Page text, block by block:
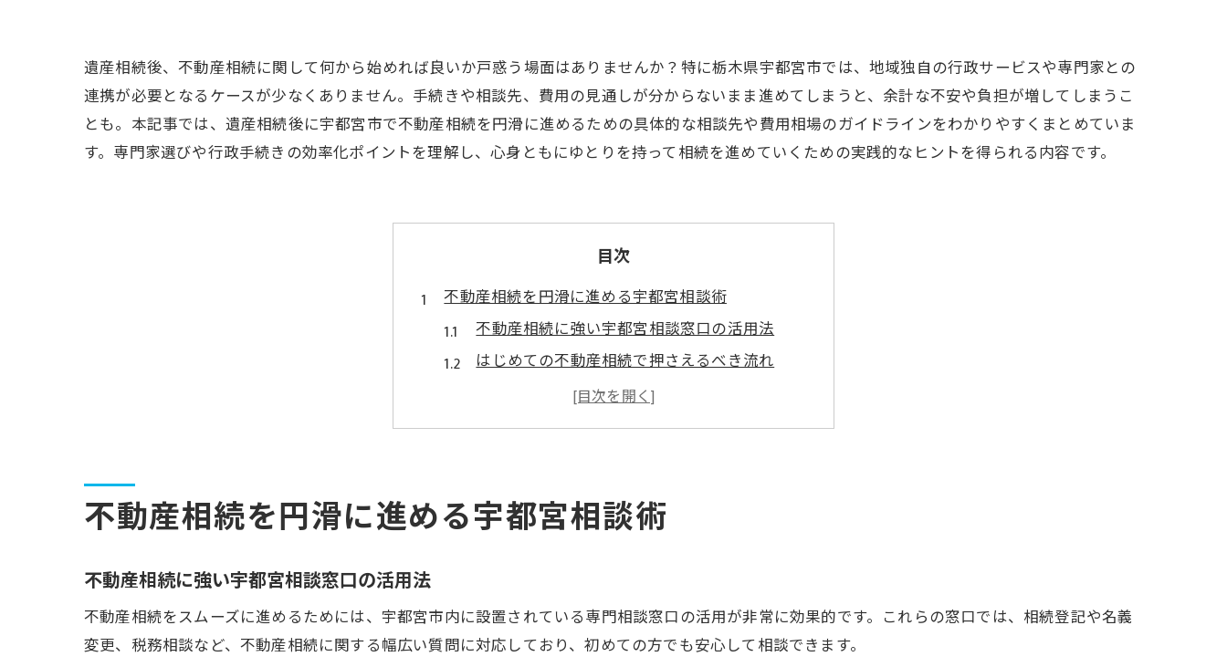
遺産相続後、不動産相続に関して何から始めれば良いか戸惑う場面はありませんか？特に栃木県宇都宮市では、地域独自の行政サービスや専門家との
連携が必要となるケースが少なくありません。手続きや相談先、費用の見通しが分からないまま進めてしまうと、余計な不安や負担が増してしまうこ
とも。本記事では、遺産相続後に宇都宮市で不動産相続を円滑に進めるための具体的な相談先や費用相場のガイドラインをわかりやすくまとめていま
す。専門家選びや行政手続きの効率化ポイントを理解し、心身ともにゆとりを持って相続を進めていくための実践的なヒントを得られる内容です。
目次
不動産相続を円滑に進める宇都宮相談術
不動産相続に強い宇都宮相談窓口の活用法
はじめての不動産相続で押さえるべき流れ
宇都宮市役所の無料相談で安心の第一歩
相続に強い弁護士や支援センターの特徴とは
不動産相続におすすめの宇都宮専門家選び
栃木相続手続センターの評判と信頼性を確認
費用・対応力で選ぶ宇都宮の専門家比較
不動産相続を円滑に進める宇都宮相談術
不動産相続に強い宇都宮相談窓口の活用法
不動産相続をスムーズに進めるためには、宇都宮市内に設置されている専門相談窓口の活用が非常に効果的です。これらの窓口では、相続登記や名義
変更、税務相談など、不動産相続に関する幅広い質問に対応しており、初めての方でも安心して相談できます。